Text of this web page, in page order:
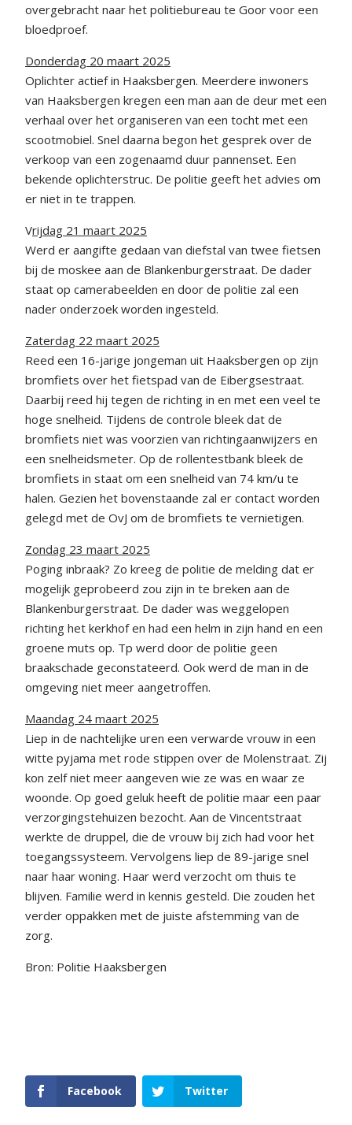
overgebracht naar het politiebureau te Goor voor een
bloedproef.
Donderdag 20 maart 2025
Oplichter actief in Haaksbergen. Meerdere inwoners
van Haaksbergen kregen een man aan de deur met een
verhaal over het organiseren van een tocht met een
scootmobiel. Snel daarna begon het gesprek over de
verkoop van een zogenaamd duur pannenset. Een
bekende oplichterstruc. De politie geeft het advies om
er niet in te trappen.
Vrijdag 21 maart 2025
Werd er aangifte gedaan van diefstal van twee fietsen
bij de moskee aan de Blankenburgerstraat. De dader
staat op camerabeelden en door de politie zal een
nader onderzoek worden ingesteld.
Zaterdag 22 maart 2025
Reed een 16-jarige jongeman uit Haaksbergen op zijn
bromfiets over het fietspad van de Eibergsestraat.
Daarbij reed hij tegen de richting in en met een veel te
hoge snelheid. Tijdens de controle bleek dat de
bromfiets niet was voorzien van richtingaanwijzers en
een snelheidsmeter. Op de rollentestbank bleek de
bromfiets in staat om een snelheid van 74 km/u te
halen. Gezien het bovenstaande zal er contact worden
gelegd met de OvJ om de bromfiets te vernietigen.
Zondag 23 maart 2025
Poging inbraak? Zo kreeg de politie de melding dat er
mogelijk geprobeerd zou zijn in te breken aan de
Blankenburgerstraat. De dader was weggelopen
richting het kerkhof en had een helm in zijn hand en een
groene muts op. Tp werd door de politie geen
braakschade geconstateerd. Ook werd de man in de
omgeving niet meer aangetroffen.
Maandag 24 maart 2025
Liep in de nachtelijke uren een verwarde vrouw in een
witte pyjama met rode stippen over de Molenstraat. Zij
kon zelf niet meer aangeven wie ze was en waar ze
woonde. Op goed geluk heeft de politie maar een paar
verzorgingstehuizen bezocht. Aan de Vincentstraat
werkte de druppel, die de vrouw bij zich had voor het
toegangssysteem. Vervolgens liep de 89-jarige snel
naar haar woning. Haar werd verzocht om thuis te
blijven. Familie werd in kennis gesteld. Die zouden het
verder oppakken met de juiste afstemming van de
zorg.
Bron: Politie Haaksbergen
Facebook Twitter